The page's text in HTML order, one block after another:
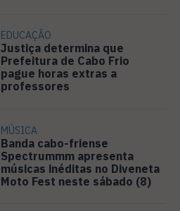
EDUCAÇÃO
Justiça determina que
Prefeitura de Cabo Frio
pague horas extras a
professores
MÚSICA
Banda cabo-friense
Spectrummm apresenta
músicas inéditas no Diveneta
Moto Fest neste sábado (8)